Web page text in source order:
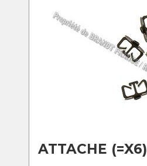
ATTACHE (=X6)